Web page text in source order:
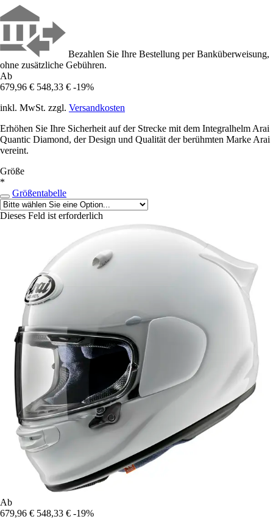
Bezahlen Sie Ihre Bestellung per Banküberweisung,
ohne zusätzliche Gebühren.
Ab
679,96 € 548,33 € -19%
inkl. MwSt. zzgl. Versandkosten
Erhöhen Sie Ihre Sicherheit auf der Strecke mit dem Integralhelm Arai
Quantic Diamond, der Design und Qualität der berühmten Marke Arai
vereint.
Größe
*
Größentabelle
Dieses Feld ist erforderlich
Ab
679,96 € 548,33 € -19%